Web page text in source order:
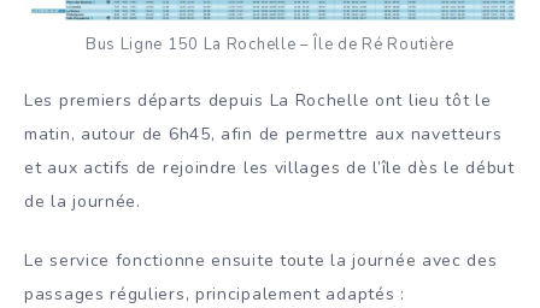
Bus Ligne 150 La Rochelle – Île de Ré Routière
Les premiers départs depuis La Rochelle ont lieu tôt le
matin, autour de 6h45, afin de permettre aux navetteurs
et aux actifs de rejoindre les villages de l’île dès le début
de la journée.
Le service fonctionne ensuite toute la journée avec des
passages réguliers, principalement adaptés :